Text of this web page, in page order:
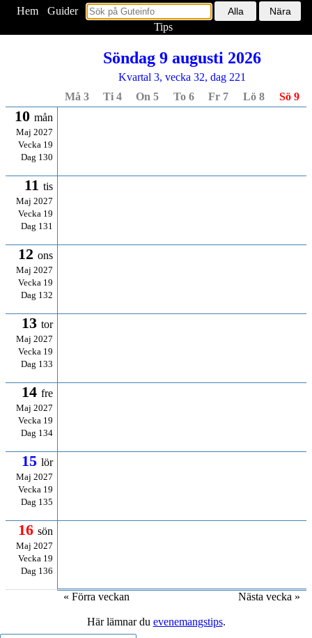
Hem
Guider
Tips
Söndag 9 augusti 2026
Kvartal 3, vecka 32, dag 221
Må 3
Ti 4 On 5 To 6 Fr 7 Lö 8 Sö 9
10 mån
Maj 2027
Vecka 19
Dag 130
11 tis
Maj 2027
Vecka 19
Dag 131
12 ons
Maj 2027
Vecka 19
Dag 132
13 tor
Maj 2027
Vecka 19
Dag 133
14 fre
Maj 2027
Vecka 19
Dag 134
15 lör
Maj 2027
Vecka 19
Dag 135
16 sön
Maj 2027
Vecka 19
Dag 136
« Förra veckan Nästa vecka »
Här lämnar du evenemangstips.